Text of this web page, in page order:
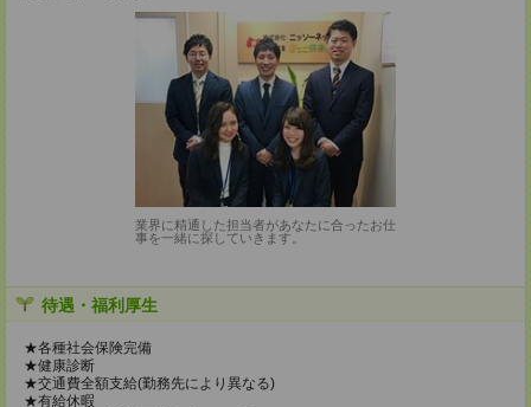
業界に精通した担当者があなたに合ったお仕
事を一緒に探していきます。
待遇・福利厚生
★各種社会保険完備
★健康診断
★交通費全額支給(勤務先により異なる)
★有給休暇